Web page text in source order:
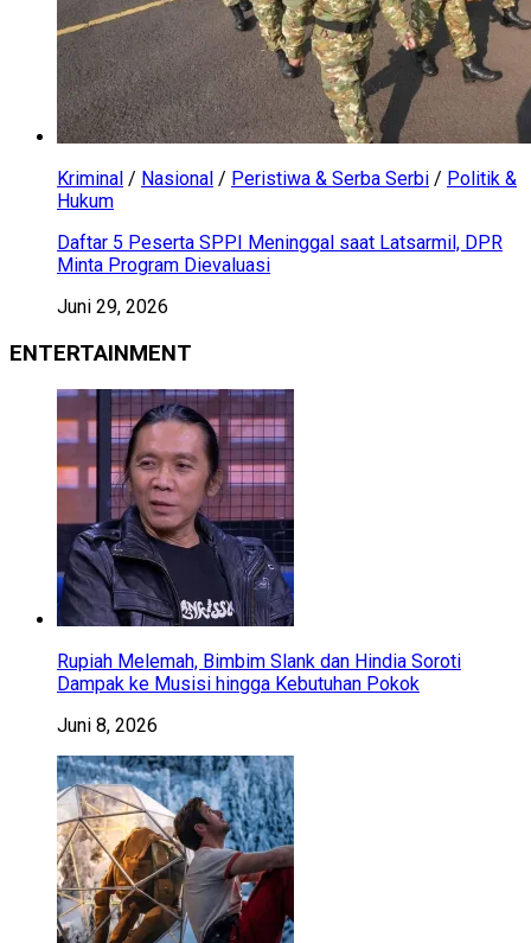
Kriminal / Nasional / Peristiwa & Serba Serbi / Politik &
Hukum
Daftar 5 Peserta SPPI Meninggal saat Latsarmil, DPR
Minta Program Dievaluasi
Juni 29, 2026
ENTERTAINMENT
Rupiah Melemah, Bimbim Slank dan Hindia Soroti
Dampak ke Musisi hingga Kebutuhan Pokok
Juni 8, 2026